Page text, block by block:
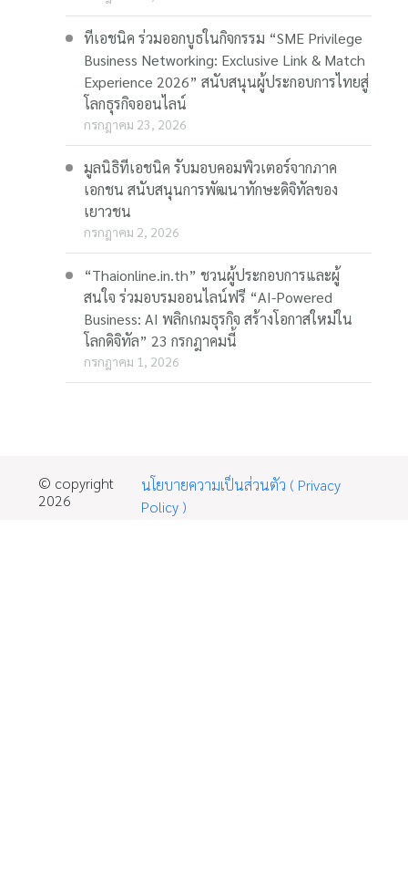
ทีเอชนิค ร่วมออกบูธในกิจกรรม “SME Privilege
Business Networking: Exclusive Link & Match
Experience 2026” สนับสนุนผู้ประกอบการไทยสู่
โลกธุรกิจออนไลน์
กรกฎาคม 23, 2026
มูลนิธิทีเอชนิค รับมอบคอมพิวเตอร์จากภาค
เอกชน สนับสนุนการพัฒนาทักษะดิจิทัลของ
เยาวชน
กรกฎาคม 2, 2026
“Thaionline.in.th” ชวนผู้ประกอบการและผู้
สนใจ ร่วมอบรมออนไลน์ฟรี “AI-Powered
Business: AI พลิกเกมธุรกิจ สร้างโอกาสใหม่ใน
โลกดิจิทัล” 23 กรกฎาคมนี้
กรกฎาคม 1, 2026
© copyright
2026
นโยบายความเป็นส่วนตัว ( Privacy
Policy )